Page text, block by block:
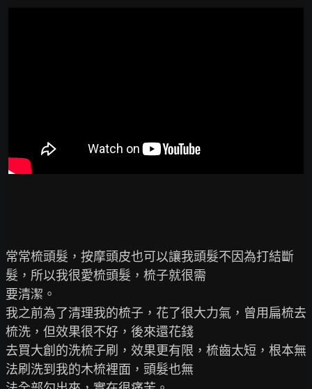
常常梳頭髮，按摩頭皮也可以讓我頭髮不因為打結斷
髮，所以我很愛梳頭髮，梳子就很需
要清潔。
我之前為了清理我的梳子，花了很大力氣，曾用扁梳去
梳洗，但效果很不好，後來還花錢
去買大創的洗梳子刷，效果更有限，梳齒太短，根本無
法刷洗到我的木梳裡面，頭髮也無